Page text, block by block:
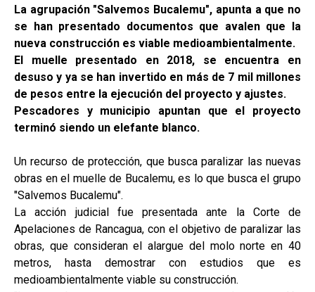
La agrupación "Salvemos Bucalemu", apunta a que no
se han presentado documentos que avalen que la
nueva construcción es viable medioambientalmente.
El muelle presentado en 2018, se encuentra en
desuso y ya se han invertido en más de 7 mil millones
de pesos entre la ejecución del proyecto y ajustes.
Pescadores y municipio apuntan que el proyecto
terminó siendo un elefante blanco.
Un recurso de protección, que busca paralizar las nuevas
obras en el muelle de Bucalemu, es lo que busca el grupo
"Salvemos Bucalemu".
La acción judicial fue presentada ante la Corte de
Apelaciones de Rancagua, con el objetivo de paralizar las
obras, que consideran el alargue del molo norte en 40
metros, hasta demostrar con estudios que es
medioambientalmente viable su construcción.